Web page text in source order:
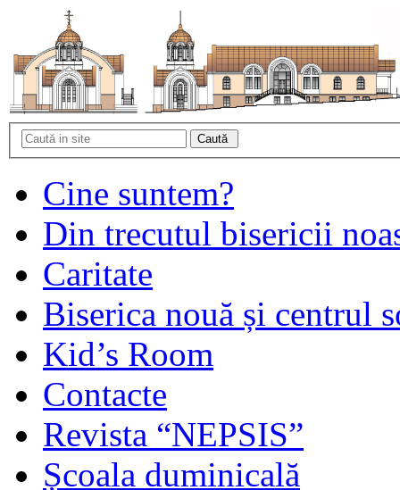
Cine suntem?
Din trecutul bisericii
Caritate
Biserica nouă și centrul
Kid’s Room
Contacte
Revista “NEPSIS”
Școala duminicală